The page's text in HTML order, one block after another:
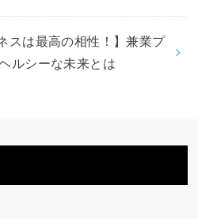
スは最高の相性！】兼業プ
ルシーな未来とは